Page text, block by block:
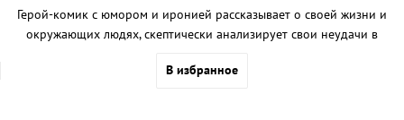
Герой-комик с юмором и иронией рассказывает о своей жизни и
окружающих людях, скептически анализирует свои неудачи в
В избранное